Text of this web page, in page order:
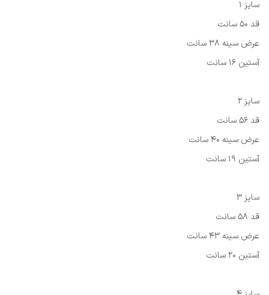
سایز 1
قد 50 سانت
عرض سينه 38 سانت
آستين 16 سانت
سایز 2
قد 56 سانت
عرض سینه 40 سانت
آستين 19 سانت
سایز 3
قد 58 سانت
عرض سینه 43 سانت
آستين 20 سانت